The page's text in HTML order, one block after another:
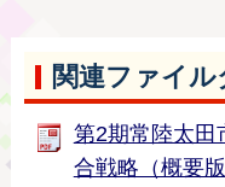
関連ファイ
第2期常陸太田
合戦略（概要